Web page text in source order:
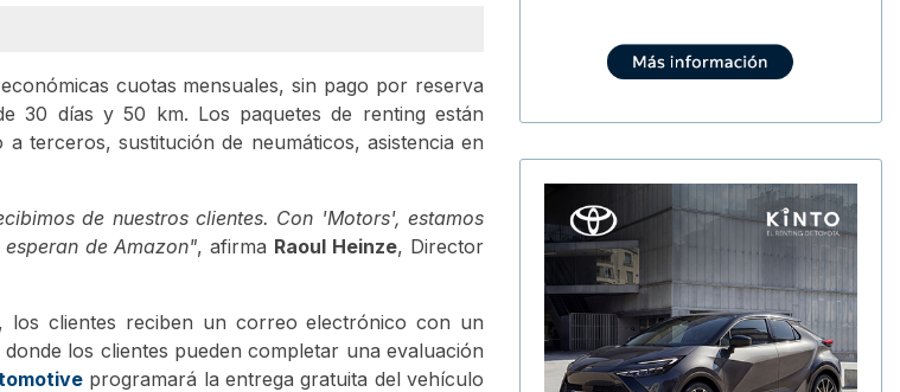
cuotas mensuales, sin pago por reserva
30 días y 50 km. Los paquetes de renting están
terceros, sustitución de neumáticos, asistencia en
de nuestros clientes. Con 'Motors', estamos
de Amazon", afirma Raoul Heinze, Director
los clientes reciben un correo electrónico con un
los clientes pueden completar una evaluación
programará la entrega gratuita del vehículo